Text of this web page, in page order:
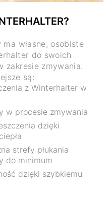
własne, osobiste
do swoich
zakresie zmywania.
są:
z Winterhalter w
w procesie zmywania
dzięki
strefy płukania
do minimum
dzięki szybkiemu